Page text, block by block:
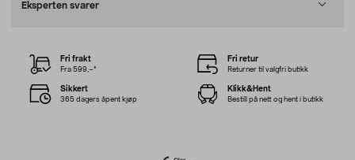
Eksperten svarer
Fri frakt
Fra 599,–*
Fri retur
Returner til valgfri butikk
Sikkert
365 dagers åpent kjøp
Klikk&Hent
Bestill på nett og hent i butikk